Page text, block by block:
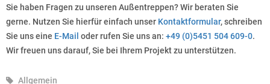
Sie haben Fragen zu unseren Außentreppen? Wir beraten Sie
gerne. Nutzen Sie hierfür einfach unser Kontaktformular, schreiben
Sie uns eine E-Mail oder rufen Sie uns an: +49 (0)5451 504 609-0.
Wir freuen uns darauf, Sie bei Ihrem Projekt zu unterstützen.
Allgemein